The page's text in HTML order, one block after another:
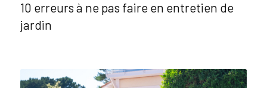
10 erreurs à ne pas faire en entretien de
jardin